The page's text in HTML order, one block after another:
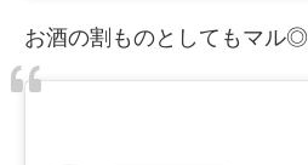
お酒の割ものとしてもマル◎